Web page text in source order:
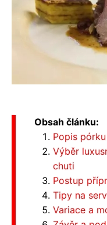
Obsah článku:
Popis
Výběr
chuti
Postup
Tipy na
Variace a